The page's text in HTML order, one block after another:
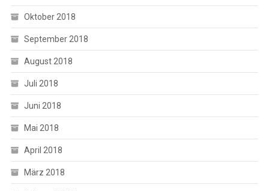
Oktober 2018
September 2018
August 2018
Juli 2018
Juni 2018
Mai 2018
April 2018
März 2018